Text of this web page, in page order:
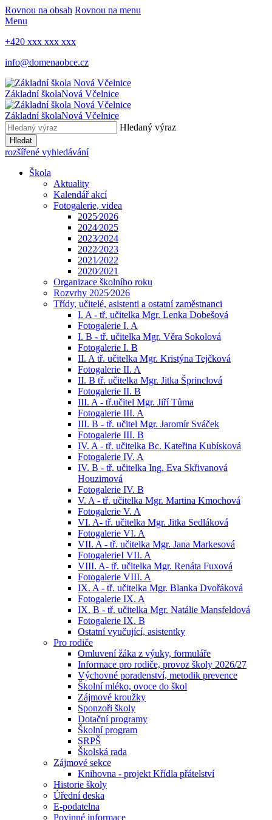
Rovnou na obsah Rovnou na menu
Menu
+420 xxx xxx xxx
info@domenaobce.cz
Základní školaNová Včelnice
Základní školaNová Včelnice
Hledaný výraz
Hledat
rozšířené vyhledávání
Škola
Aktuality
Kalendář akcí
Fotogalerie, videa
2025⁄2026
2024⁄2025
2023⁄2024
2022⁄2023
2021⁄2022
2020⁄2021
Organizace školního roku
Rozvrhy 2025⁄2026
Třídy, učitelé, asistenti a ostatní zaměstnanci
I. A - tř. učitelka Mgr. Lenka Dobešová
Fotogalerie I. A
I. B - tř. učitelka Mgr. Věra Sokolová
Fotogalerie I. B
II. A tř. učitelka Mgr. Kristýna Tejčková
Fotogalerie II. A
II. B tř. učitelka Mgr. Jitka Šprinclová
Fotogalerie II. B
III. A - tř.učitel Mgr. Jiří Tůma
Fotogalerie III. A
III. B - tř. učitel Mgr. Jaromír Sváček
Fotogalerie III. B
IV. A - tř. učitelka Bc. Kateřina Kubísková
Fotogalerie IV. A
IV. B - tř. učitelka Ing. Eva Skřivanová
Houzimová
Fotogalerie IV. B
V. A - tř. učitelka Mgr. Martina Kmochová
Fotogalerie V. A
VI. A- tř. učitelka Mgr. Jitka Sedláková
Fotogalerie VI. A
VII. A - tř. učitelka Mgr. Jana Markesová
FotogalerieI VII. A
VIII. A- tř. učitelka Mgr. Renáta Fuxová
Fotogalerie VIII. A
IX. A - tř. učitelka Mgr. Blanka Dvořáková
Fotogalerie IX. A
IX. B - tř. učitelka Mgr. Natálie Mansfeldová
Fotogalerie IX. B
Ostatní vyučující, asistentky
Pro rodiče
Omluvení žáka z výuky, formuláře
Informace pro rodiče, provoz školy 2026/27
Výchovné poradenství, metodik prevence
Školní mléko, ovoce do škol
Zájmové kroužky
Sponzoři školy
Dotační programy
Školní program
SRPŠ
Školská rada
Zájmové sekce
Knihovna - projekt Křídla přátelství
Historie školy
Úřední deska
E-podatelna
Povinné informace